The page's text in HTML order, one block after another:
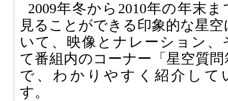
2009年冬から2010年の年末ま
見ることができる印象的な星空
いて、映像とナレーション、
て番組内のコーナー「星空質問
で、わかりやすく紹介して
す。